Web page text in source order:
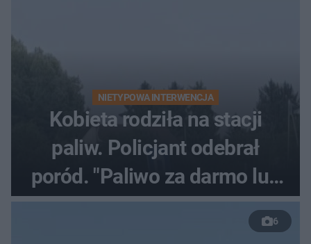
NIETYPOWA INTERWENCJA
Kobieta rodziła na stacji
paliw. Policjant odebrał
poród. "Paliwo za darmo lub
50 %!"
6